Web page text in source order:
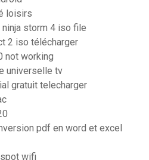
loisirs
ninja storm 4 iso file
2 iso télécharger
not working
universelle tv
gratuit telecharger
pdf en word et excel
wifi